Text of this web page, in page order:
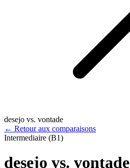
desejo vs. vontade
← Retour aux comparaisons
Intermediaire (B1)
desejo vs. vontade